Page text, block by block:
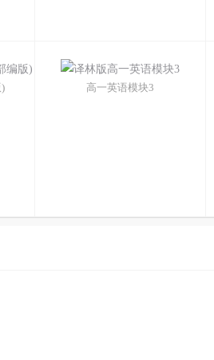
高一英语模块3